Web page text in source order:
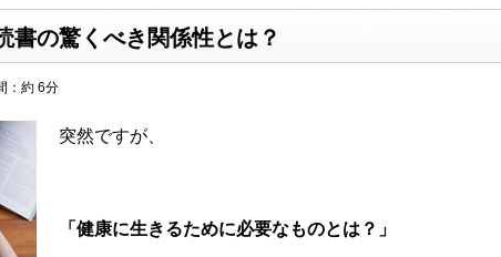
書の驚くべき関係性とは？
： 約 6分
突然ですが、
「健康に生きるために必要なものとは？」